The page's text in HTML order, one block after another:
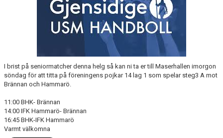
VÅRA LAG/TRÄNARE
UNGDOMSKOMMITTÉN
I brist på seniormatcher denna helg så kan ni ta er till Maserhallen imorgon
söndag för att titta på föreningens pojkar 14 lag 1 som spelar steg3 A mot
Brännan och Hammarö.
11:00 BHK- Brännan
14:00 IFK Hammarö- Brännan
16:45 BHK-IFK Hammarö
Varmt välkomna